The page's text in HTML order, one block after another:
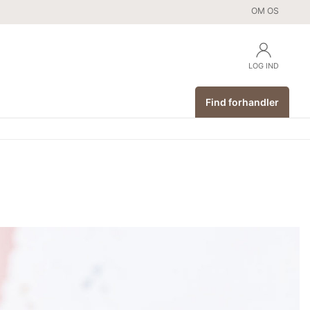
OM OS
LOG IND
Find forhandler